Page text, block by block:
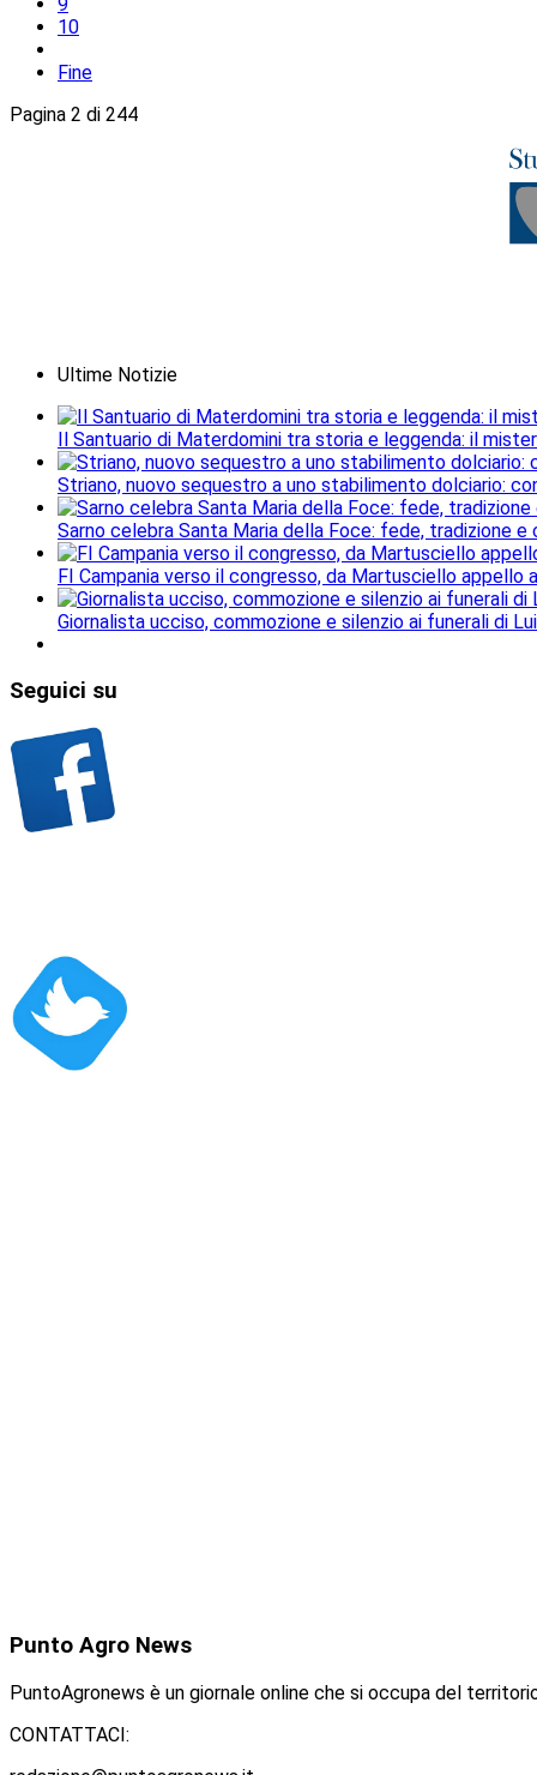
10
Fine
Pagina 2 di 244
Ultime Notizie
Il Santuario di Materdomini tra storia e leggenda: il
Striano, nuovo sequestro a uno stabilimento dolciario:
Sarno celebra Santa Maria della Foce: fede, tradizione
FI Campania verso il congresso, da Martusciello appello
Giornalista ucciso, commozione e silenzio ai funerali di
Seguici su
Punto Agro News
PuntoAgronews è un giornale online che si occupa del
CONTATTACI: